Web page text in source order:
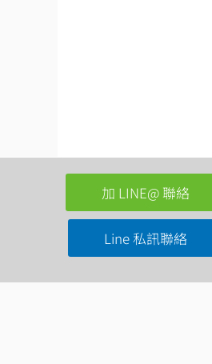
加 LINE@ 聯絡
Line 私訊聯絡